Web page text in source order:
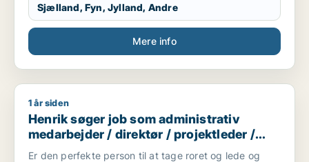
Sjælland, Fyn, Jylland, Andre
Mere info
Henrik søger job som administrativ medarbejder / direktør
1 år siden
Henrik søger job som administrativ
medarbejder / direktør / projektleder /
driftsleder / afdelingsleder
Er den perfekte person til at tage roret og lede og